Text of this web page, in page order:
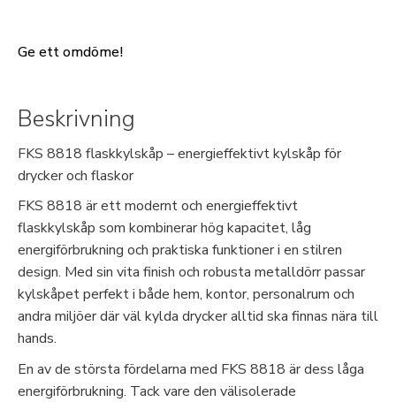
Ge ett omdöme!
Beskrivning
FKS 8818 flaskkylskåp – energieffektivt kylskåp för
drycker och flaskor
FKS 8818 är ett modernt och energieffektivt
flaskkylskåp som kombinerar hög kapacitet, låg
energiförbrukning och praktiska funktioner i en stilren
design. Med sin vita finish och robusta metalldörr passar
kylskåpet perfekt i både hem, kontor, personalrum och
andra miljöer där väl kylda drycker alltid ska finnas nära till
hands.
En av de största fördelarna med FKS 8818 är dess låga
energiförbrukning. Tack vare den välisolerade